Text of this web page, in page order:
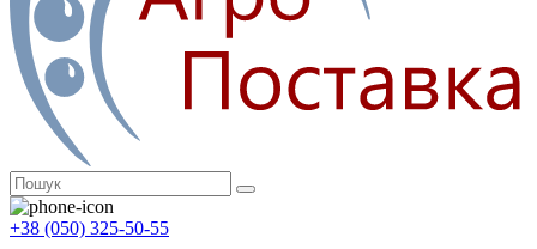
+38 (050) 325-50-55